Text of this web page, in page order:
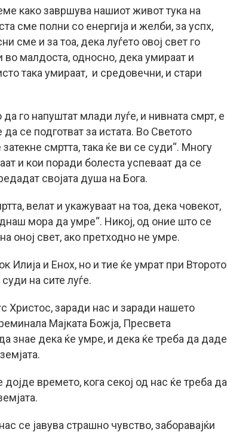
како завршува нашиот живот тука на
сме полни со енергија и желби, за успх,
сме и за тоа, дека луѓето овој свет го
во малдоста, односно, дека умираат и
така умираат, и средовечни, и стари
го напуштат млади луѓе, и нивната смрт, е
се подготват за истата. Во Светото
смртта, така ќе ви се суди“. Многу
и кои поради болеста успеваат да се
својата душа на Бога.
велат и укажуваат на тоа, дека човекот,
мора да умре“. Никој, од оние што се
оној свет, ако претходно не умре.
Илија и Енох, но и тие ќе умрат при Второто
на сите луѓе.
Христос, заради нас и заради нашето
Мајката Божја, Пресвета
знае дека ќе умре, и дека ќе треба да даде
времето, кога секој од нас ќе треба да
се јавува страшно чувство, заборавајќи